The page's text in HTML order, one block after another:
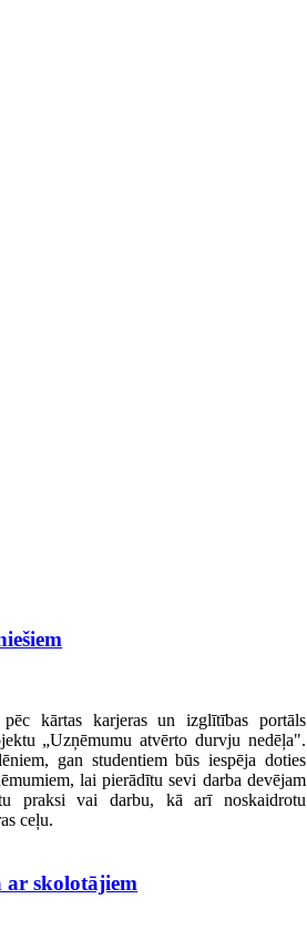
kārtas karjeras un izglītības portāls
„Uzņēmumu atvērto durvju nedēļa".
gan studentiem būs iespēja doties
lai pierādītu sevi darba devējam
praksi vai darbu, kā arī noskaidrotu
ceļu.
ar skolotājiem